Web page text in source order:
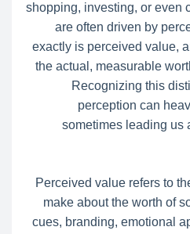
shopping, investing, or
are often driven by
exactly is perceived value,
the actual, measurable
Recognizing this
perception can
sometimes leading us
Perceived value refers to
make about the worth of
cues, branding, emotional